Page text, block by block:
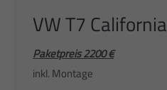
VW T7 California
Paketpreis 2200 €
inkl. Montage